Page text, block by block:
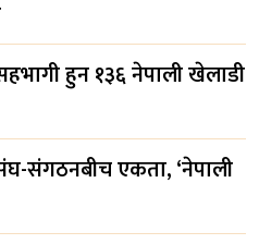
हुन १३६ नेपाली खेलाडी
संगठनबीच एकता, ‘नेपाली